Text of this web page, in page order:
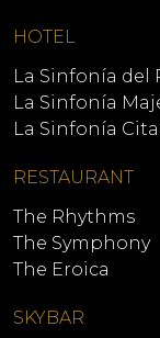
HOTEL
La Sinfonía del
La Sinfonía
La Sinfonía
RESTAURANT
The Rhythms
The Symphony
The Eroica
SKYBAR